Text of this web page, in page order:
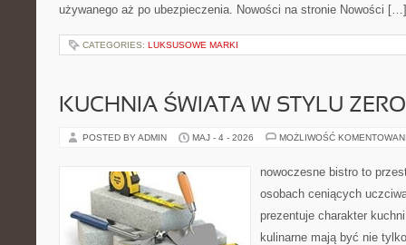
używanego aż po ubezpieczenia. Nowości na stronie Nowości […]
CATEGORIES: LUKSUSOWE MARKI
KUCHNIA ŚWIATA W STYLU
POSTED BY ADMIN MAJ - 4 - 2026 MOŻLIWOŚĆ
nowoczesne bistro to
osobach ceniących
prezentuje charakter
kulinarne mają być nie